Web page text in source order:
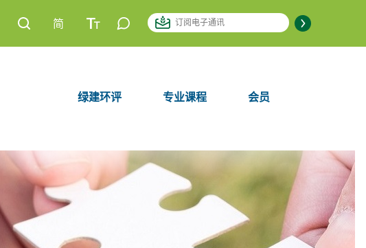
简
绿建环评 专业课程 会员